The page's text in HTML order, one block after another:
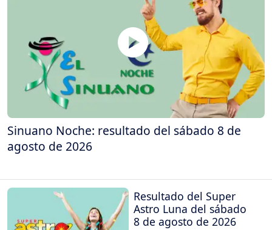
Sinuano Noche: resultado del sábado 8 de
agosto de 2026
Resultado del Super
Astro Luna del sábado
8 de agosto de 2026